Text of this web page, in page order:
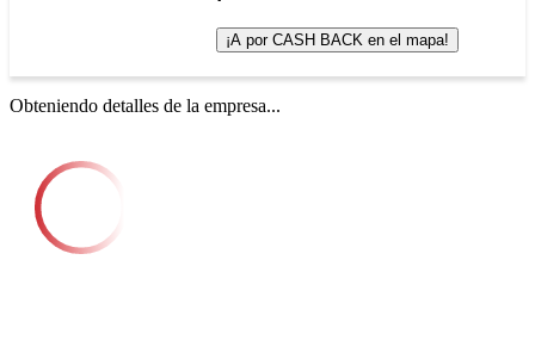
¡A por CASH BACK en el mapa!
Obteniendo detalles de la empresa...